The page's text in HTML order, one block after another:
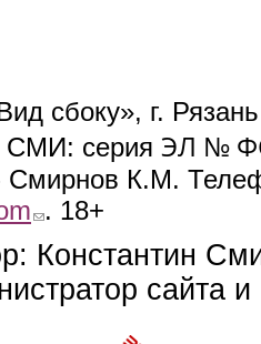
сбоку», г.
СМИ: серия ЭЛ №
Смирнов К.М.
(link sends e-mail)
. 18+
Константин
сайта